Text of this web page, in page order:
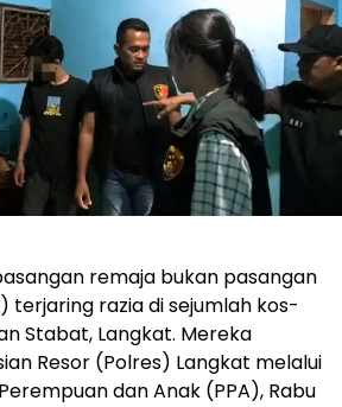
remaja bukan pasangan
terjaring razia di sejumlah kos-
Stabat, Langkat. Mereka
Resor (Polres) Langkat melalui
dan Anak (PPA), Rabu